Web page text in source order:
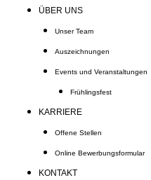
ÜBER UNS
Unser Team
Auszeichnungen
Events und Veranstaltungen
Frühlingsfest
KARRIERE
Offene Stellen
Online Bewerbungsformular
KONTAKT